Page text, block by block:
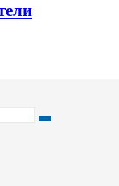
Искать